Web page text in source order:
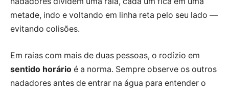
metade, indo e voltando em linha reta pelo seu lado —
evitando colisões.
Em raias com mais de duas pessoas, o rodízio em
sentido horário é a norma. Sempre observe os outros
nadadores antes de entrar na água para entender o